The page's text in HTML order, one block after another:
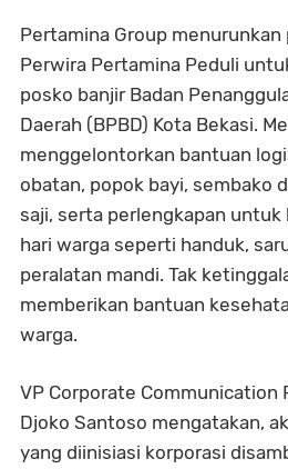
Pertamina Group menurunkan
Perwira Pertamina Peduli
posko banjir Badan
Daerah (BPBD) Kota Bekasi.
menggelontorkan bantuan
obatan, popok bayi, sembako
saji, serta perlengkapan
hari warga seperti handuk,
peralatan mandi. Tak
memberikan bantuan
warga.
VP Corporate Communication
Djoko Santoso mengatakan,
yang diinisiasi korporasi